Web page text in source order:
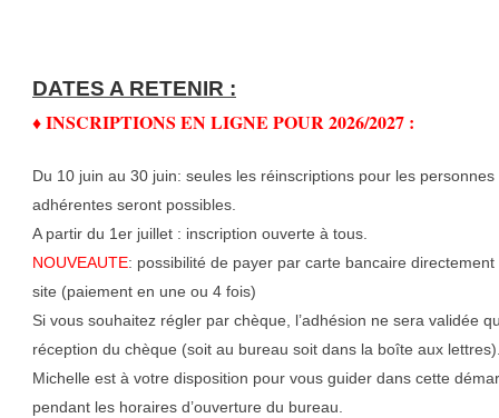
DATES A RETENIR :
♦ INSCRIPTIONS EN LIGNE POUR 2026/2027 :
Du 10 juin au 30 juin: seules les réinscriptions pour les personnes
adhérentes seront possibles.
A partir du 1er juillet : inscription ouverte à tous.
NOUVEAUTE: possibilité de payer par carte bancaire directement
site (paiement en une ou 4 fois)
Si vous souhaitez régler par chèque, l’adhésion ne sera validée
réception du chèque (soit au bureau soit dans la boîte aux
Michelle est à votre disposition pour vous guider dans cette
pendant les horaires d’ouverture du bureau.